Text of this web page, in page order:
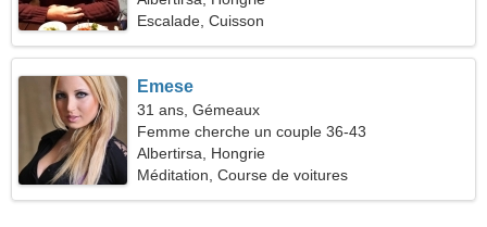
Escalade, Cuisson
Emese
31 ans, Gémeaux
Femme cherche un couple 36-43
Albertirsa, Hongrie
Méditation, Course de voitures